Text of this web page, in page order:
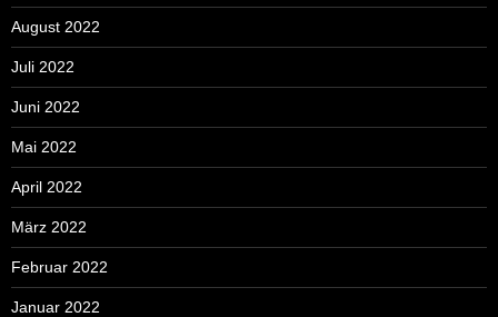
August 2022
Juli 2022
Juni 2022
Mai 2022
April 2022
März 2022
Februar 2022
Januar 2022